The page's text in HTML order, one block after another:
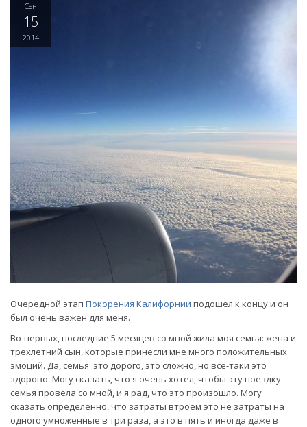
Сен
15
2014
Очередной этап Покорения Калифорнии подошел к концу и он
был очень важен для меня.
Во-первых, последние 5 месяцев со мной жила моя семья: жена и
трехлетний сын, которые принесли мне много положительных
эмоций. Да, семья это дорого, это сложно, но все-таки это
здорово. Могу сказать, что я очень хотел, чтобы эту поездку
семья провела со мной, и я рад, что это произошло. Могу
сказать определенно, что затраты втроем это не затраты на
одного умноженные в три раза, а это в пять и иногда даже в